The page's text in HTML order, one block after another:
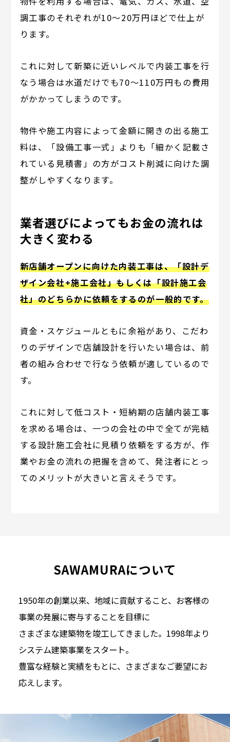
調工事のそれぞれが10～20万円ほどで仕上が
ります。
これに対して新築に近いレベルで内装工事を行
なう場合は水道だけでも70～110万円もの費用
がかかってしまうのです。
物件や施工内容によって金額に開きの出る施工
料は、「設備工事一式」よりも「細かく記載さ
れている見積書」の方がコスト削減に向けた調
整がしやすくなります。
業者選びによってもお金の流れは
大きく変わる
新店舗オープンに向けた内装工事は、「設計デ
ザイン会社+施工会社」もしくは「設計施工会
社」のどちらかに依頼をするのが一般的です。
資金・スケジュールともに余裕があり、こだわ
りのデザインで店舗設計を行いたい場合は、前
者の組み合わせで行なう依頼が適しているので
す。
これに対して低コスト・短納期の店舗内装工事
を求める場合は、一つの会社の中で全てが完結
する設計施工会社に見積り依頼をする方が、作
業やお金の流れの把握を含めて、発注者にとっ
てのメリットが大きいと言えそうです。
SAWAMURAについて
1950年の創業以来、地域に貢献すること、お客様の
事業の発展に寄与することを目標に
さまざまな建築物を竣工してきました。1998年より
システム建築事業をスタート。
豊富な経験と実績をもとに、さまざまなご要望にお
応えします。